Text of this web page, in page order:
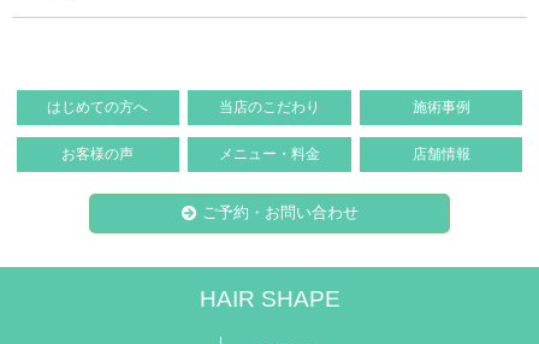
はじめての方へ 当店のこだわり 施術事例
お客様の声 メニュー・料金 店舗情報
ご予約・お問い合わせ
HAIR SHAPE